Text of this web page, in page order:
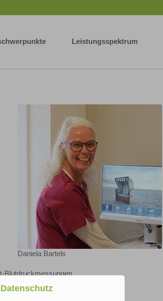
Leistungsspektrum
Daniela Bartels
Blutdruckmessungen
Datenschutz